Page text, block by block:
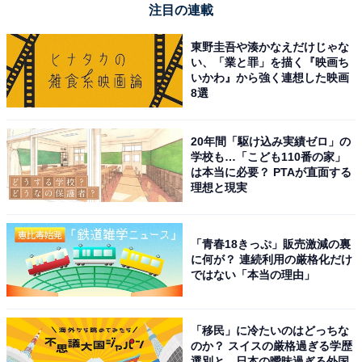
次ページ
7位までの全ランキング結果を見
る
注目の連載
東野圭吾や湊かなえだけじゃな
い、「業と罪」を描く『映画ち
いかわ』から強く連想した映画
8選
20年間「駆け込み実績ゼロ」の
学校も…「こども110番の家」
は本当に必要？ PTAが直面する
理想と現実
「青春18きっぷ」販売激減の裏
に何が？ 連続利用の厳格化だけ
ではない「本当の理由」
「移民」に冷たいのはどっちな
のか？ スイスの厳格過ぎる学歴